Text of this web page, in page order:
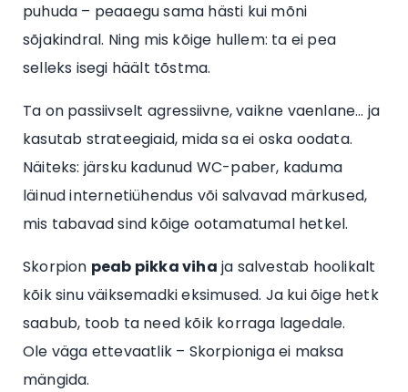
puhuda – peaaegu sama hästi kui mõni
sõjakindral. Ning mis kõige hullem: ta ei pea
selleks isegi häält tõstma.
Ta on passiivselt agressiivne, vaikne vaenlane… ja
kasutab strateegiaid, mida sa ei oska oodata.
Näiteks: järsku kadunud WC-paber, kaduma
läinud internetiühendus või salvavad märkused,
mis tabavad sind kõige ootamatumal hetkel.
Skorpion peab pikka viha ja salvestab hoolikalt
kõik sinu väiksemadki eksimused. Ja kui õige hetk
saabub, toob ta need kõik korraga lagedale.
Ole väga ettevaatlik – Skorpioniga ei maksa
mängida.